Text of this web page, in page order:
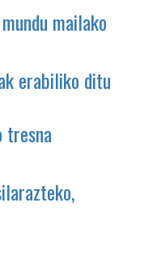
mailako
erabiliko ditu
tresna